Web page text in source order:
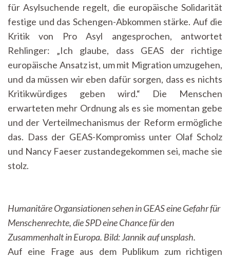
für Asylsuchende regelt, die europäische Solidarität
festige und das Schengen-Abkommen stärke. Auf die
Kritik von Pro Asyl angesprochen, antwortet
Rehlinger: „Ich glaube, dass GEAS der richtige
europäische Ansatz ist, um mit Migration umzugehen,
und da müssen wir eben dafür sorgen, dass es nichts
Kritikwürdiges geben wird.“ Die Menschen
erwarteten mehr Ordnung als es sie momentan gebe
und der Verteilmechanismus der Reform ermögliche
das. Dass der GEAS-Kompromiss unter Olaf Scholz
und Nancy Faeser zustandegekommen sei, mache sie
stolz.
Humanitäre Organsiationen sehen in GEAS eine Gefahr für
Menschenrechte, die SPD eine Chance für den
Zusammenhalt in Europa. Bild: Jannik auf unsplash.
Auf eine Frage aus dem Publikum zum richtigen